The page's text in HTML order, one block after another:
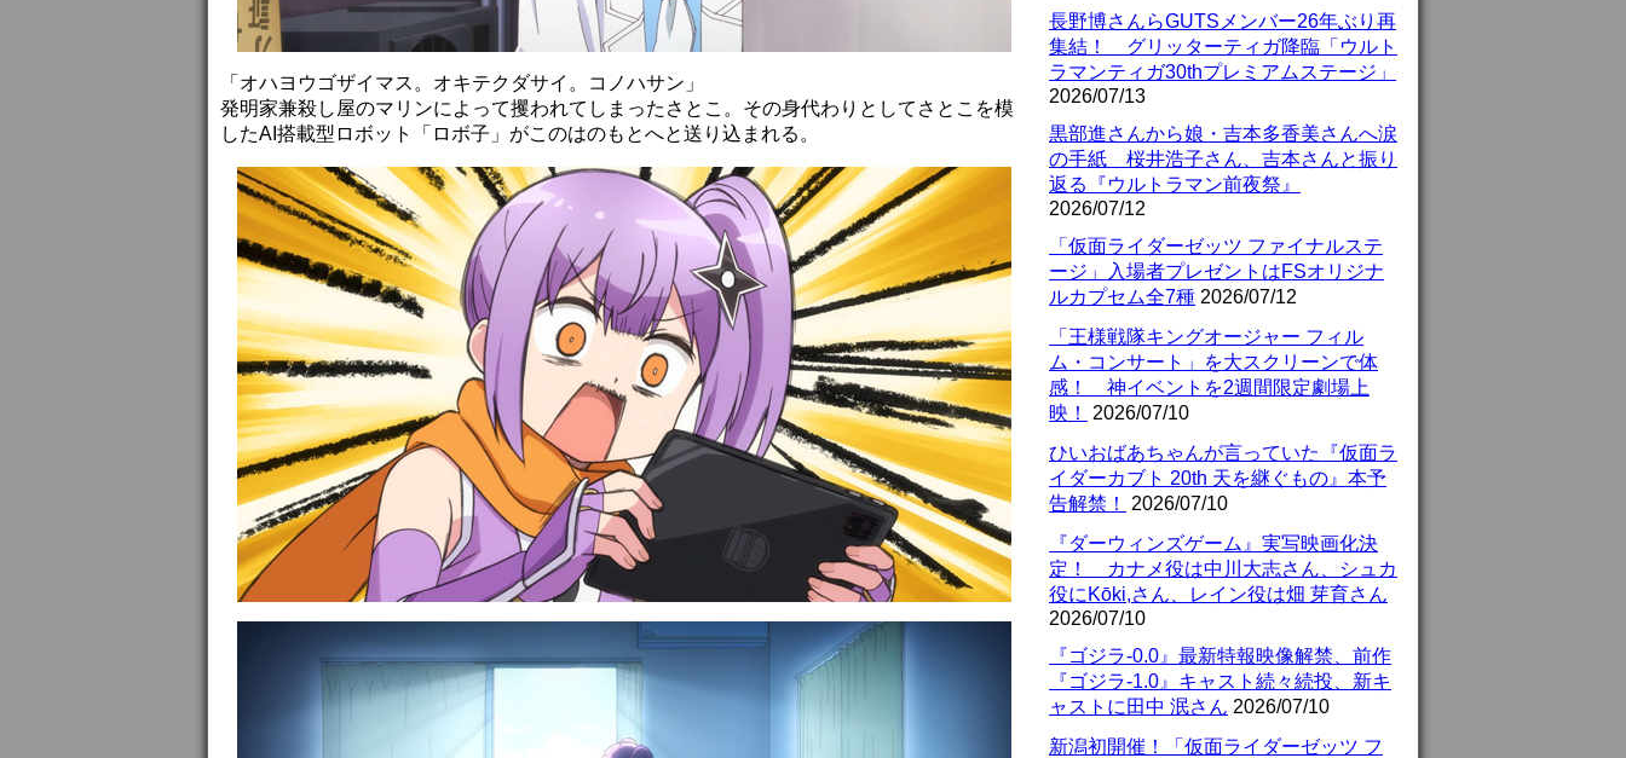
「オハヨウゴザイマス。オキテクダサイ。コノハサン」
発明家兼殺し屋のマリンによって攫われてしまったさとこ。その身代わりとしてさとこを模
したAI搭載型ロボット「ロボ子」がこのはのもとへと送り込まれる。
長野博さんらGUTSメンバー26年ぶり再
集結！ グリッターティガ降臨「ウルト
ラマンティガ30thプレミアムステージ」
2026/07/13
黒部進さんから娘・吉本多香美さんへ涙
の手紙 桜井浩子さん、吉本さんと振り
返る『ウルトラマン前夜祭』
2026/07/12
「仮面ライダーゼッツ ファイナルステ
ージ」入場者プレゼントはFSオリジナ
ルカプセム全7種 2026/07/12
「王様戦隊キングオージャー フィル
ム・コンサート」を大スクリーンで体
感！ 神イベントを2週間限定劇場上
映！
2026/07/10
ひいおばあちゃんが言っていた『仮面ラ
イダーカブト 20th 天を継ぐもの』本予
告解禁！
2026/07/10
『ダーウィンズゲーム』実写映画化決
定！ カナメ役は中川大志さん、シュカ
役にKōki,さん、レイン役は畑 芽育さん
2026/07/10
『ゴジラ-0.0』最新特報映像解禁、前作
『ゴジラ-1.0』キャスト続々続投、新キ
ャストに田中 泯さん 2026/07/10
新潟初開催！「仮面ライダーゼッツ フ